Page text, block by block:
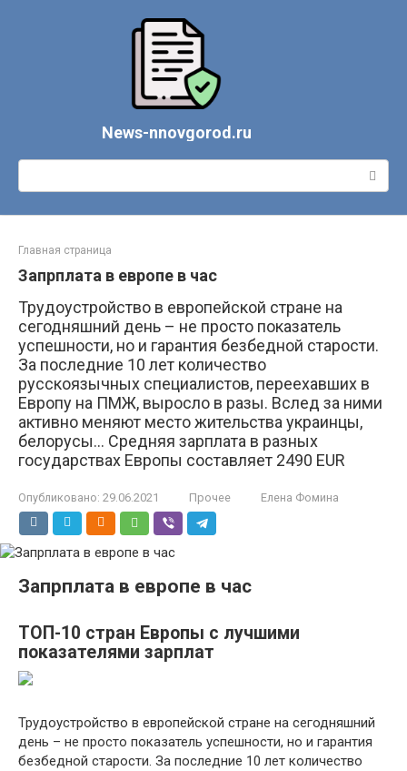
News-nnovgorod.ru
Поиск:
Главная страница
Запрплата в европе в час
Трудоустройство в европейской стране на
сегодняшний день – не просто показатель
успешности, но и гарантия безбедной старости.
За последние 10 лет количество
русскоязычных специалистов, переехавших в
Европу на ПМЖ, выросло в разы. Вслед за ними
активно меняют место жительства украинцы,
белорусы... Средняя зарплата в разных
государствах Европы составляет 2490 EUR
Опубликовано: 29.06.2021 Прочее Елена Фомина
Запрплата в европе в час
ТОП-10 стран Европы с лучшими
показателями зарплат
Трудоустройство в европейской стране на сегодняшний
день – не просто показатель успешности, но и гарантия
безбедной старости. За последние 10 лет количество